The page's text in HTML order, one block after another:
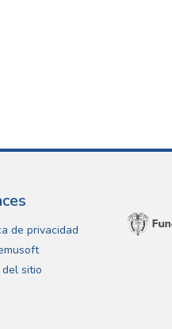
de privacidad
sitio